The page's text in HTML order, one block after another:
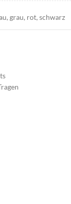
, grau, rot, schwarz